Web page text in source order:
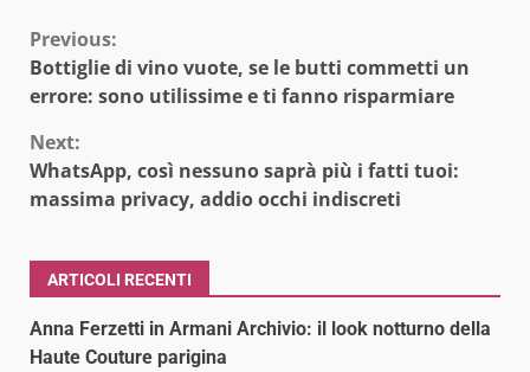
Continue
Reading
Previous:
Bottiglie di vino vuote, se le butti commetti un
errore: sono utilissime e ti fanno risparmiare
Next:
WhatsApp, così nessuno saprà più i fatti tuoi:
massima privacy, addio occhi indiscreti
ARTICOLI RECENTI
Anna Ferzetti in Armani Archivio: il look notturno della
Haute Couture parigina